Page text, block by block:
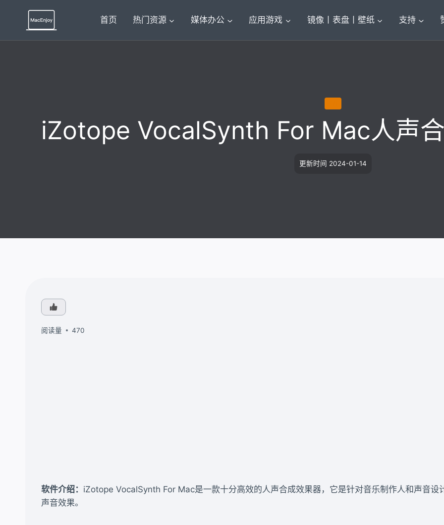
首页 热门资源 媒体办公 应用游戏 镜像丨表盘丨壁纸 支持
iZotope VocalSynth For Mac人声
更新时间 2024-01-14
阅读量 470
软件介绍： iZotope VocalSynth For Mac是一款十分高效的人声合成效果器，它是针对音乐制作人和声音设
声音效果。